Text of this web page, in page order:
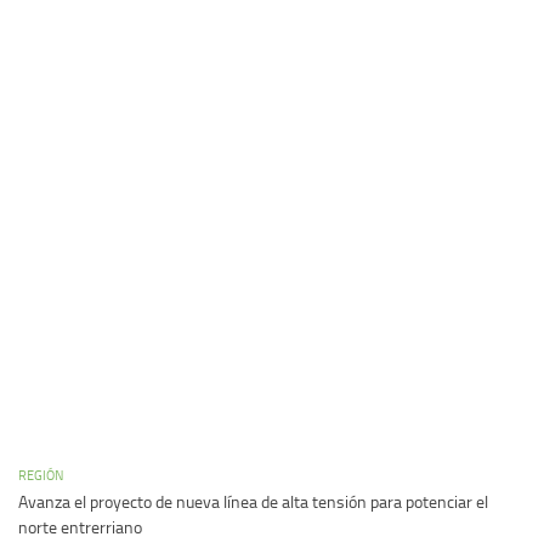
REGIÓN
Avanza el proyecto de nueva línea de alta tensión para potenciar el
norte entrerriano